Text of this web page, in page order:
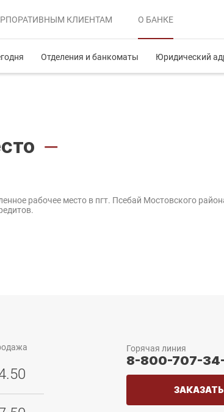
КЛИЕНТАМ О БАНКЕ
Отделения и банкоматы Юридический
—
рабочее место в пгт. Псебай Мостовского
Горячая линия
8-800-707-